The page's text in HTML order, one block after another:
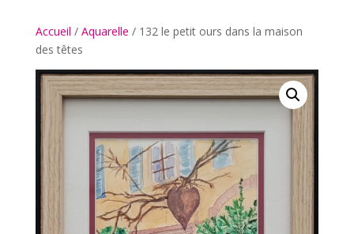
Accueil / Aquarelle / 132 le petit ours dans la maison
des têtes